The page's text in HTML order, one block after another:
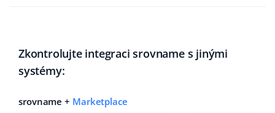
Zkontrolujte integraci srovname s jinými
systémy:
srovname + Marketplace